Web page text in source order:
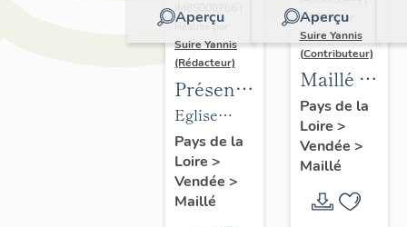
Aperçu
IM85000766 |
Réalisé par
Suire Yannis
(Rédacteur)
Présentation
des
objets
mobiliers
de
Eglise
paroissiale
Notre-
Dame de
Pays de la
Loire >
Vendée >
Maillé
Aperçu
Réalisé par
Suire Yannis
(Contributeur)
Maillé :
de la
commune
Pays de la
Loire >
Vendée >
Maillé